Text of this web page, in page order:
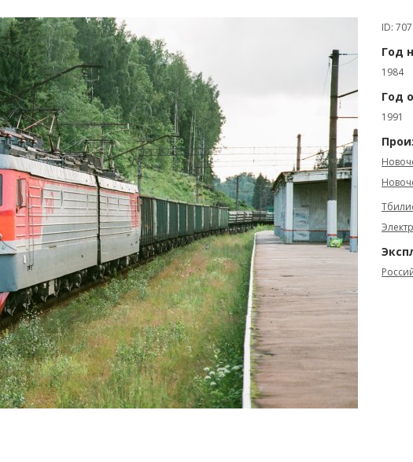
ID: 707
Год
1984
Год
1991